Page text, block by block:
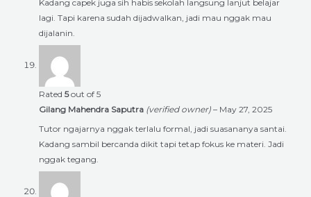
Kadang capek juga sih habis sekolah langsung lanjut belajar
lagi. Tapi karena sudah dijadwalkan, jadi mau nggak mau
dijalanin.
Rated 5out of 5
Gilang Mahendra Saputra (verified owner) – May 27, 2025
Tutor ngajarnya nggak terlalu formal, jadi suasananya santai.
Kadang sambil bercanda dikit tapi tetap fokus ke materi. Jadi
nggak tegang.